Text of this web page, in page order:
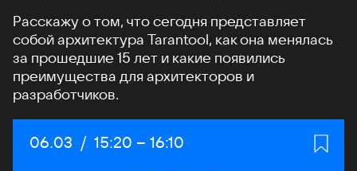
Расскажу о том, что сегодня представляет
собой архитектура Tarantool, как она менялась
за прошедшие 15 лет и какие появились
преимущества для архитекторов и
разработчиков.
Дата:
06.03 / Начало:
15:20 – Конец:
16:10